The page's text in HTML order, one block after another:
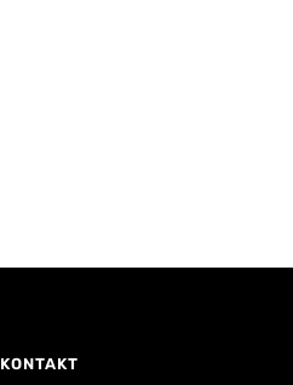
KONTAKT